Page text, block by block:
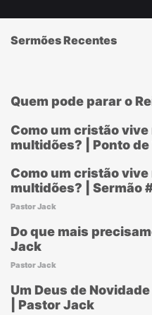
Sermões Recentes
Quem pode parar o
Como um cristão vive
multidões? | Ponto
Como um cristão vive
multidões? | Sermão
Pastor Jack
Do que mais
Jack
Pastor Jack
Um Deus de
| Pastor Jack